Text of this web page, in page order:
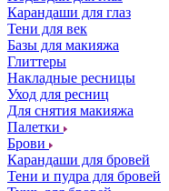
Карандаши для глаз
Тени для век
Базы для макияжа
Глиттеры
Накладные ресницы
Уход для ресниц
Для снятия макияжа
Палетки
Брови
Карандаши для бровей
Тени и пудра для бровей